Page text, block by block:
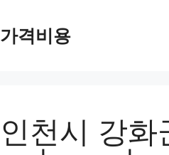
가격비용
인천시 강